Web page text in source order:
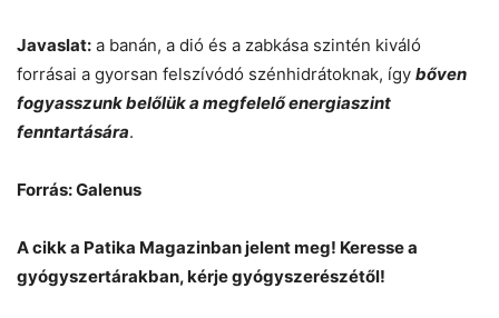
Javaslat: a banán, a dió és a zabkása szintén kiváló
forrásai a gyorsan felszívódó szénhidrátoknak, így bőven
fogyasszunk belőlük a megfelelő energiaszint
fenntartására.
Forrás: Galenus
A cikk a Patika Magazinban jelent meg! Keresse a
gyógyszertárakban, kérje gyógyszerészétől!